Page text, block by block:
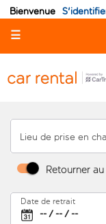
Bienvenue
☰
Lieu de prise en
Retourner
Date de retrait